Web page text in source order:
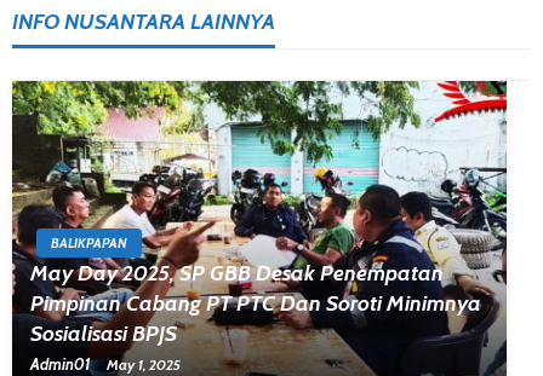
INFO NUSANTARA LAINNYA
BALIKPAPAN
May Day 2025, SP GBB Desak Penempatan
Pimpinan Cabang PT PTC Dan Soroti Minimnya
Sosialisasi BPJS
Admin01 May 1, 2025